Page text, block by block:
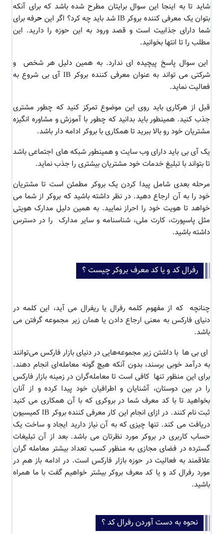
شاید تا به اینجا این سوال برایتان مطرح شده باشد که برای آنکه
بتوان یک معرفی کننده بروکر IB شد باید چه کرد؟ اگر این حرفه برای
شما دارای جذابیت است و قصد ورود به این حوزه را دارید. این
مطلب را تا انتها بخوانید.
این سوال پاسخ پیچیده ای ندارد. به همین دلیل هر شخص و
شرکتی می تواند به عنوان معرفی کننده بروکر IB آی بی شروع به
فعالیت نماید.
قبل از هرکاری باید روی این موضوع تمرکز کنید که چطور مشتری
جذب کنید. همینطور باید بدانید که چطور با آموزش و مشاوره انگیزه
مشتریان خود رو بالا ببرید تا همکاری با بروکر ادامه دار باشد.
یک آی بی باید دارای وب سایت و همینطور شبکه های اجتماعی باشد
تا بتواند با تبلیغ خدمات خود مشتریان بیشتری را جذب نماید.
مرحله بعدی شامل پیدا کردن یک بروکر مطمئن است تا مشتریان
خود را به آن ارجاع دهید. در نظر داشته باشید که بروکر از شما می
خواهد تا هویت خود را احراز نمایید. به همین دلیل مدارک هویتی
مثل پاسپورت، کارت ملی، شناسنامه و سایر مدارک را در دسترس
داشته باشید.
رفرال کد و یا کد معرف بروکر چیست ؟
چنانچه که از مفهوم کلمه رفرال یا ریفرال می آید، این کلمه در
دنیای فارکس به معنی ارجاع دادن یا همان زیر مجموعه گرفتن می
باشد.
ای بی ها با داشتن زیر مجموعه‌هایی در دنیای بازار فارکس می‌توانند
به درآمد خوبی برسند، بدون آنکه هیچ گونه معامله‌ای انجام دهند.
برای این منظور تنها کافی است تا معامله‌گران در زمینه بازار فارکس
را در بین دوستان، آشنایان و اطرافیان خود پیدا کرده و از آنان
بخواهید تا با کد معرف شما در بروکری که با آن همکاری می کنید
ثبت‌ نام کنند. در ازای انجام این کار معرفی کننده بروکر IB کمیسیون
دریافت می کند. تنها چیزی که به آن نیاز دارید ایجاد و ساخت یک
حساب کاربری در بروکر مورد نظرتان می باشد. بعد از آن تبلیغات
گسترده در فضای مجازی به منظور کسب تعداد بیشتر معامله گران
علاقمند به فعالیت در حوزه بازار فارکس است. در ادامه باز هم در
مورد رفرال کد و یا کد معرف بروکر بیشتر خواهیم گفت با ما همراه
باشید.
نحوه به دست آوردن رفرال کد ؟